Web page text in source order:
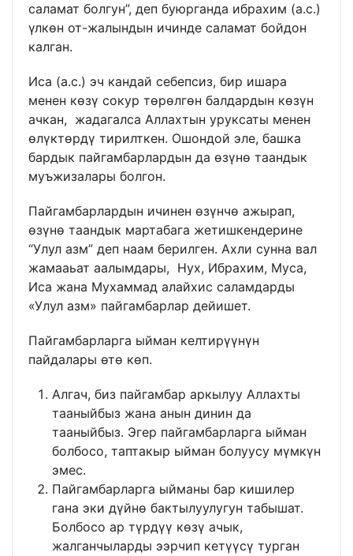
саламат болгун”, деп буюрганда ибрахим (а.с.)
үлкөн от-жалындын ичинде саламат бойдон
калган.
Иса (а.с.) эч кандай себепсиз, бир ишара
менен көзү сокур төрөлгөн балдардын көзүн
ачкан, жадагалса Аллахтын уруксаты менен
өлүктөрдү тирилткен. Ошондой эле, башка
бардык пайгамбарлардын да өзүнө таандык
муъжизалары болгон.
Пайгамбарлардын ичинен өзүнчө ажырап,
өзүнө таандык мартабага жетишкендерине
“Улул азм” деп наам берилген. Ахли сунна вал
жамааьат аалымдары, Нух, Ибрахим, Муса,
Иса жана Мухаммад алайхис саламдарды
«Улул азм» пайгамбарлар дейишет.
Пайгамбарларга ыйман келтирүүнүн
пайдалары өтө көп.
Алгач, биз пайгамбар аркылуу Аллахты
тааныйбыз жана анын динин да
тааныйбыз. Эгер пайгамбарларга ыйман
болбосо, таптакыр ыйман болуусу мүмкүн
эмес.
Пайгамбарларга ыйманы бар кишилер
гана эки дүйнө бактылуулугун табышат.
Болбосо ар түрдүү көзү ачык,
жалганчыларды ээрчип кетүүсү турган